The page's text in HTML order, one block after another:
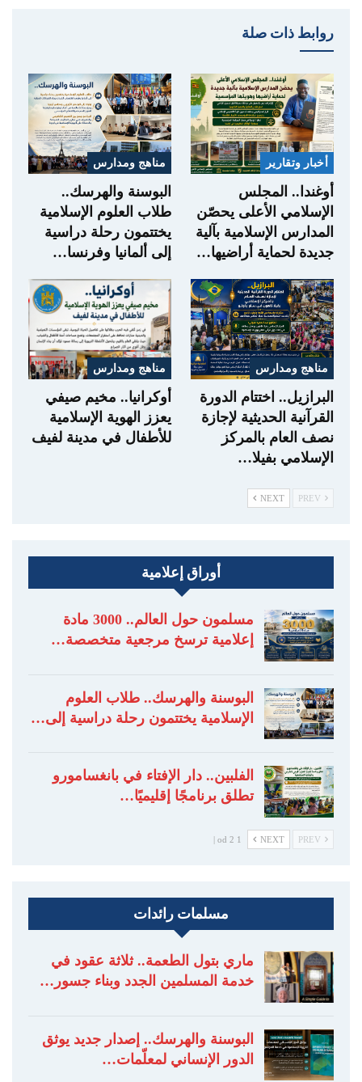
روابط ذات صلة
أخبار وتقارير
أوغندا.. المجلس
الإسلامي الأعلى يحصّن
المدارس الإسلامية بآلية
جديدة لحماية أراضيها…
مناهج ومدارس
البوسنة والهرسك..
طلاب العلوم الإسلامية
يختتمون رحلة دراسية
إلى ألمانيا وفرنسا…
مناهج ومدارس
البرازيل.. اختتام الدورة
القرآنية الحديثية لإجازة
نصف العام بالمركز
الإسلامي بفيلا…
مناهج ومدارس
أوكرانيا.. مخيم صيفي
يعزز الهوية الإسلامية
للأطفال في مدينة لفيف
NEXT
أوراق إعلامية
مسلمون حول العالم.. 3000 مادة
إعلامية ترسخ مرجعية متخصصة…
البوسنة والهرسك.. طلاب العلوم
الإسلامية يختتمون رحلة دراسية إلى…
الفلبين.. دار الإفتاء في بانغسامورو
تطلق برنامجًا إقليميًا…
NEXT
1 od 2 |
مسلمات رائدات
ماري بتول الطعمة.. ثلاثة عقود في
خدمة المسلمين الجدد وبناء جسور…
البوسنة والهرسك.. إصدار جديد يوثق
الدور الإنساني لمعلّمات…